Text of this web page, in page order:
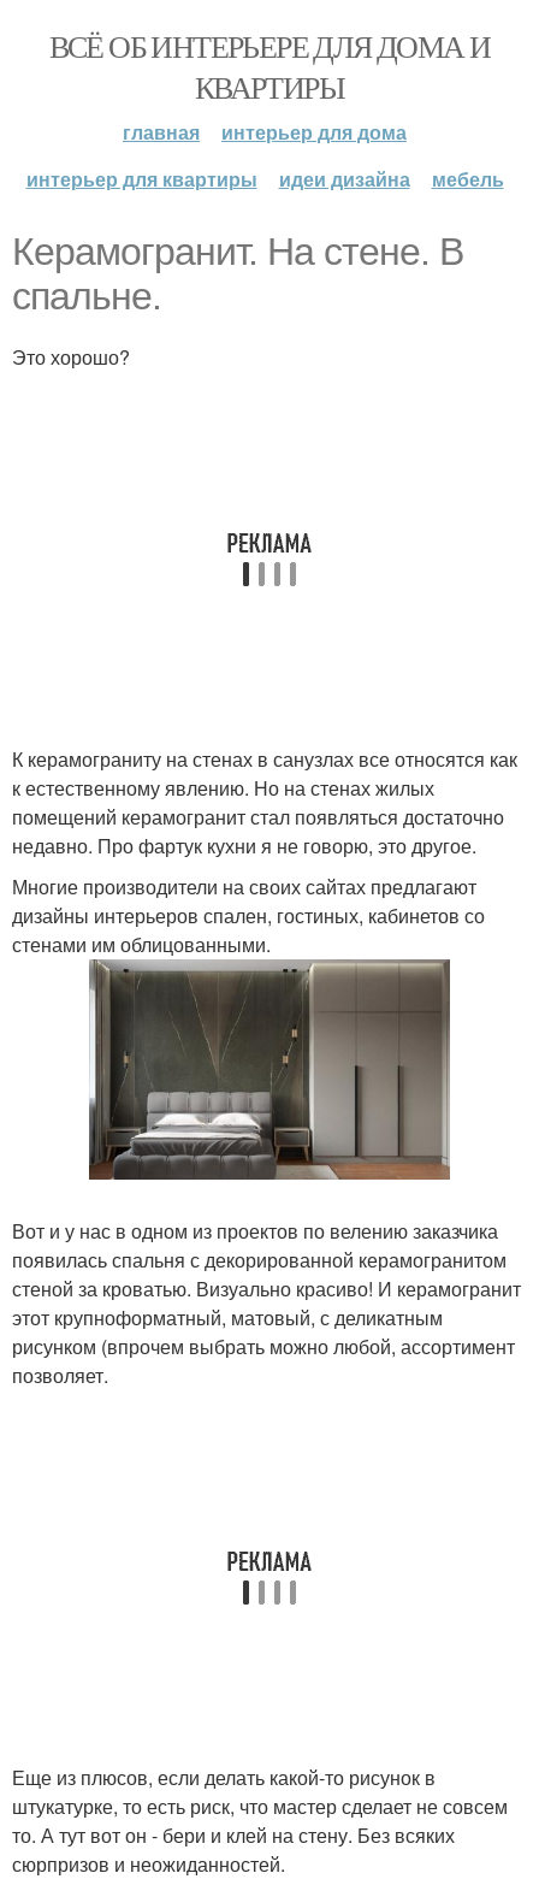
ВСЁ ОБ ИНТЕРЬЕРЕ ДЛЯ ДОМА И
КВАРТИРЫ
главная
интерьер для дома
интерьер для квартиры
идеи дизайна мебель
Керамогранит. На стене. В
спальне.
Это хорошо?
К керамограниту на стенах в санузлах все относятся как
к естественному явлению. Но на стенах жилых
помещений керамогранит стал появляться достаточно
недавно. Про фартук кухни я не говорю, это другое.
Многие производители на своих сайтах предлагают
дизайны интерьеров спален, гостиных, кабинетов со
стенами им облицованными.
Вот и у нас в одном из проектов по велению заказчика
появилась спальня с декорированной керамогранитом
стеной за кроватью. Визуально красиво! И керамогранит
этот крупноформатный, матовый, с деликатным
рисунком (впрочем выбрать можно любой, ассортимент
позволяет.
Еще из плюсов, если делать какой-то рисунок в
штукатурке, то есть риск, что мастер сделает не совсем
то. А тут вот он - бери и клей на стену. Без всяких
сюрпризов и неожиданностей.